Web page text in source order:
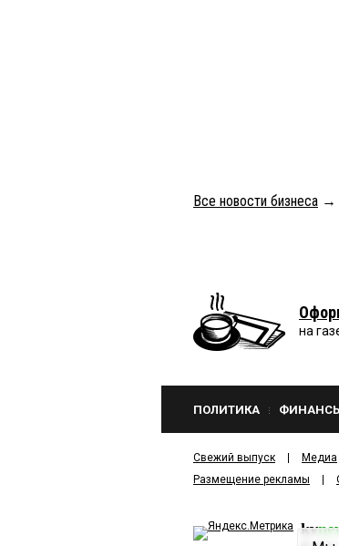
Все новости бизнеса →
на
ПОЛИТИКА
Свежий выпуск Медиа
Размещение рекламы
kv